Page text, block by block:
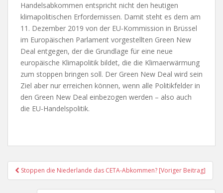
Handelsabkommen entspricht nicht den heutigen
klimapolitischen Erfordernissen. Damit steht es dem am
11. Dezember 2019 von der EU-Kommission in Brüssel
im Europäischen Parlament vorgestellten Green New
Deal entgegen, der die Grundlage für eine neue
europäische Klimapolitik bildet, die die Klimaerwärmung
zum stoppen bringen soll. Der Green New Deal wird sein
Ziel aber nur erreichen können, wenn alle Politikfelder in
den Green New Deal einbezogen werden – also auch
die EU-Handelspolitik.
Post
Navigation
Stoppen die Niederlande das CETA-Abkommen? [Voriger Beitrag]